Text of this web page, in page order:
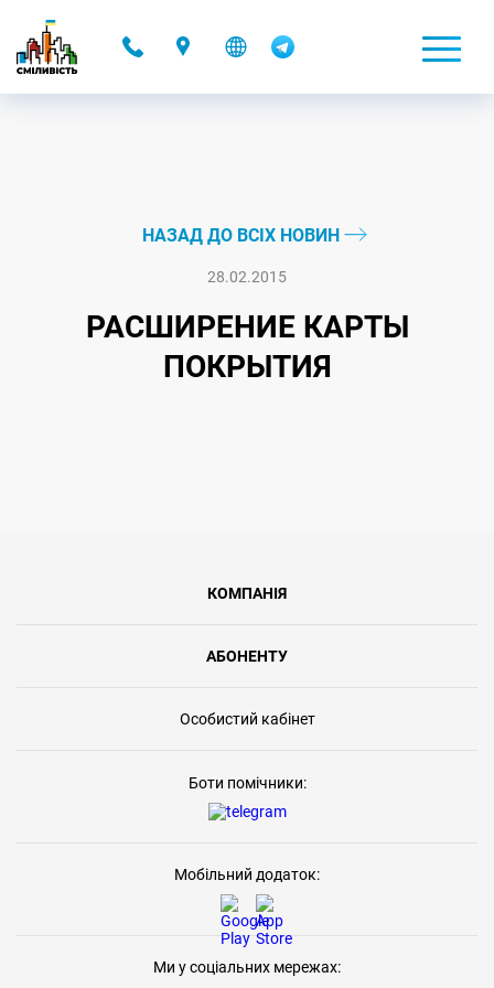
НАЗАД ДО ВСІХ НОВИН
28.02.2015
РАСШИРЕНИЕ КАРТЫ
ПОКРЫТИЯ
КОМПАНІЯ
АБОНЕНТУ
Особистий кабінет
Боти помічники:
Мобільний додаток:
Ми у соціальних мережах: